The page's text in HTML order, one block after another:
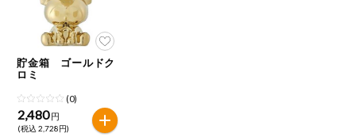
貯金箱 ゴールドク
ロミ
(0)
2,480 円
(税込 2,728円)